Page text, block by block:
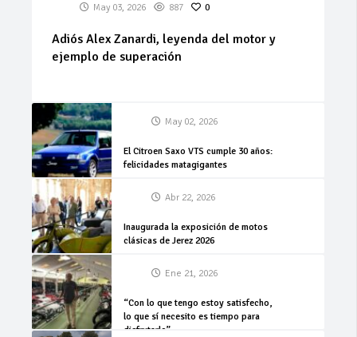
May 03, 2026 887 0
Adiós Alex Zanardi, leyenda del motor y
ejemplo de superación
May 02, 2026
El Citroen Saxo VTS cumple 30 años:
felicidades matagigantes
Abr 22, 2026
Inaugurada la exposición de motos
clásicas de Jerez 2026
Ene 21, 2026
“Con lo que tengo estoy satisfecho,
lo que sí necesito es tiempo para
disfrutarlo”